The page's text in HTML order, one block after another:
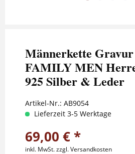
Männerkette
FAMILY MEN
925 Silber & Leder
Artikel-Nr.: AB9054
Lieferzeit 3-5 Werktage
69,00 € *
inkl. MwSt.zzgl. Versandkosten